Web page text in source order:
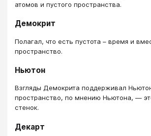
атомов и пустого пространства.
Демокрит
Полагал, что есть пустота – время и
пространство.
Ньютон
Взгляды Демокрита поддерживал
пространство, по мнению Ньютона, —
стенок.
Декарт